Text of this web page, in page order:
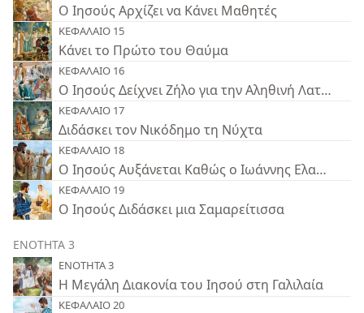
Ο Ιησούς Αρχίζει να Κάνει Μαθητές
ΚΕΦΑΛΑΙΟ 15
Κάνει το Πρώτο του Θαύμα
ΚΕΦΑΛΑΙΟ 16
Ο Ιησούς Δείχνει Ζήλο για την Αληθινή Λατρεία
ΚΕΦΑΛΑΙΟ 17
Διδάσκει τον Νικόδημο τη Νύχτα
ΚΕΦΑΛΑΙΟ 18
Ο Ιησούς Αυξάνεται Καθώς ο Ιωάννης
ΚΕΦΑΛΑΙΟ 19
Ο Ιησούς Διδάσκει μια Σαμαρείτισσα
ΕΝΟΤΗΤΑ 3
ΕΝΟΤΗΤΑ 3
Η Μεγάλη Διακονία του Ιησού στη Γαλιλαία
ΚΕΦΑΛΑΙΟ 20